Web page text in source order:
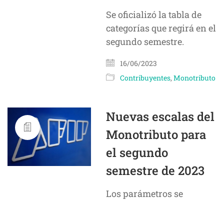
Se oficializó la tabla de
categorías que regirá en el
segundo semestre.
16/06/2023
Contribuyentes,Monotributo
Nuevas escalas del
Monotributo para
el segundo
semestre de 2023
Los parámetros se